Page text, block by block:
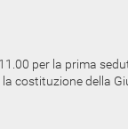
per la prima
costituzione della